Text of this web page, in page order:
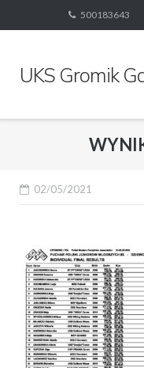
to
500183643
UKS Gromik
02/05/2021